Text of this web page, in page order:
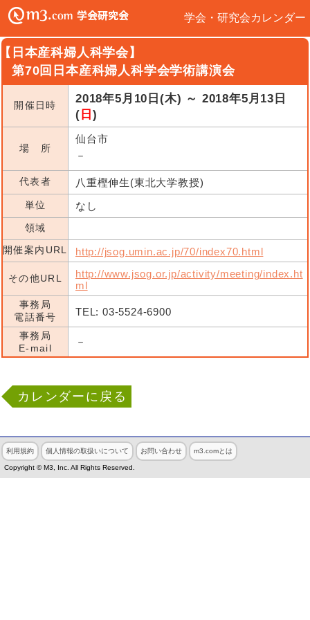
学会・研究会カレンダー
日本産科婦人科学会】
第70回日本産科婦人科学会学術講演会
開催日時
2018年5月10日(木) ～ 2018年5月13日
( 日 )
場 所
仙台市
－
代表者 八重樫伸生(東北大学教授)
単位 なし
領域
開催案内URL
http://jsog.umin.ac.jp/70/index70.html
その他URL
http://www.jsog.or.jp/activity/meeting/index.ht
ml
事務局
電話番号
TEL: 03-5524-6900
事務局
E-mail
－
カレンダーに戻る
利用規約 個人情報の取扱いについて お問い合わせ m3.comとは
Copyright © M3, Inc. All Rights Reserved.